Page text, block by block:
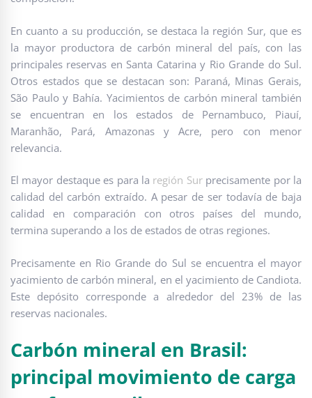
En cuanto a su producción, se destaca la región Sur, que es
la mayor productora de carbón mineral del país, con las
principales reservas en Santa Catarina y Rio Grande do Sul.
Otros estados que se destacan son: Paraná, Minas Gerais,
São Paulo y Bahía. Yacimientos de carbón mineral también
se encuentran en los estados de Pernambuco, Piauí,
Maranhão, Pará, Amazonas y Acre, pero con menor
relevancia.
El mayor destaque es para la región Surprecisamente por la
calidad del carbón extraído. A pesar de ser todavía de baja
calidad en comparación con otros países del mundo,
termina superando a los de estados de otras regiones.
Precisamente en Rio Grande do Sul se encuentra el mayor
yacimiento de carbón mineral, en el yacimiento de Candiota.
Este depósito corresponde a alrededor del 23% de las
reservas nacionales.
Carbón mineral en Brasil:
principal movimiento de carga